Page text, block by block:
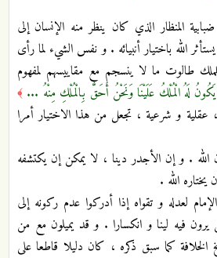
المنظار الذي كان ينظر منه الإنسان إلى
الله باختيار أنبيائه . و نفس الشيء لما رأى
طالوت ما لا ينسجم مع مقاييسهم لمفهوم
لَهُ الْمُلْكُ عَلَيْنَا وَنَحْنُ أَحَقُّ بِالْمُلْكِ مِنْهُ ... ﴾
و شرعية ، تجعل من هذا الاختيار أمرا
. و إن الأجدر دينا ، لا يمكن إن يكتشفه
الله .
لعدله و تقواه إذا أدركوا عدم ركونه إلى
فيه لينا و انكسارا . و قد يميلون مع من
الخلافة كما سبق ذكره ، كان دليلا قاطعا على